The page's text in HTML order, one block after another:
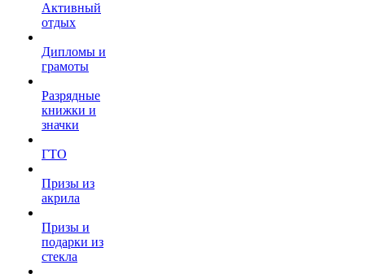
Активный
отдых
Дипломы и
грамоты
Разрядные
книжки и
значки
ГТО
Призы из
акрила
Призы и
подарки из
стекла